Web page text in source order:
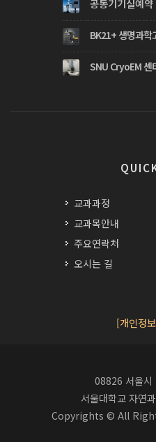
공동기기실예약
BK21+ 생명과학
SNU CryoEM 센
교과과정
교과목안내
주요연락처
오시는 길
[개인정
08826 서울시
서울대학교 자연
Copyrights © All